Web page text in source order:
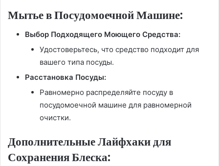
Мытье в Посудомоечной Машине:
Выбор Подходящего Моющего Средства:
Удостоверьтесь, что средство подходит для
вашего типа посуды.
Расстановка Посуды:
Равномерно распределяйте посуду в
посудомоечной машине для равномерной
очистки.
Дополнительные Лайфхаки для
Сохранения Блеска: